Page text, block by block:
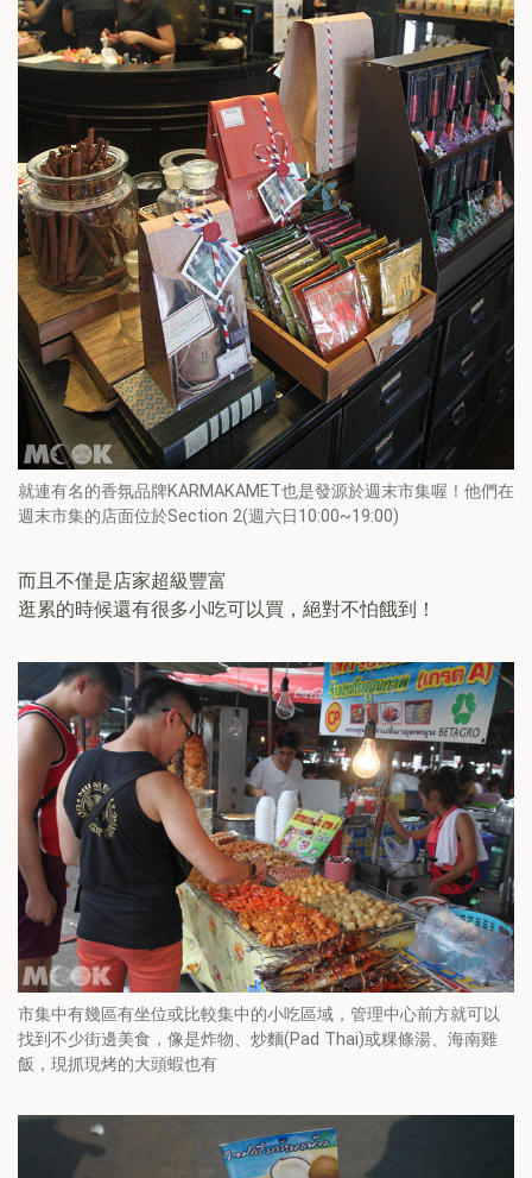
就連有名的香氛品牌KARMAKAMET也是發源於週末市集喔！他們在
週末市集的店面位於Section 2(週六日10:00~19:00)
而且不僅是店家超級豐富
逛累的時候還有很多小吃可以買，絕對不怕餓到！
市集中有幾區有坐位或比較集中的小吃區域，管理中心前方就可以
找到不少街邊美食，像是炸物、炒麵(Pad Thai)或粿條湯、海南雞
飯，現抓現烤的大頭蝦也有